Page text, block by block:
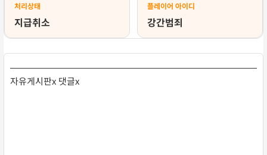
처리상태
지급취소
플레이어 아이디
강간범죄
자유게시판x 댓글x